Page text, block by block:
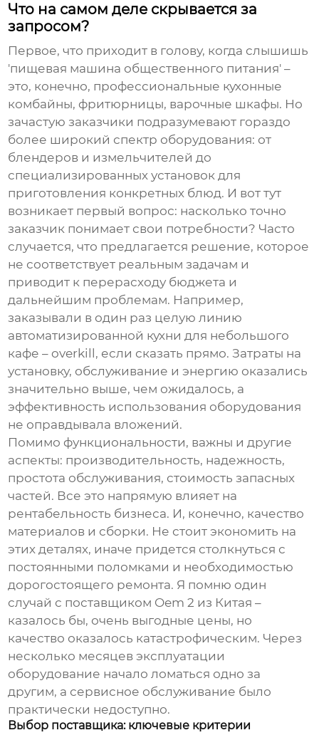
Что на самом деле скрывается за
запросом?
Первое, что приходит в голову, когда слышишь
'пищевая машина общественного питания' –
это, конечно, профессиональные кухонные
комбайны, фритюрницы, варочные шкафы. Но
зачастую заказчики подразумевают гораздо
более широкий спектр оборудования: от
блендеров и измельчителей до
специализированных установок для
приготовления конкретных блюд. И вот тут
возникает первый вопрос: насколько точно
заказчик понимает свои потребности? Часто
случается, что предлагается решение, которое
не соответствует реальным задачам и
приводит к перерасходу бюджета и
дальнейшим проблемам. Например,
заказывали в один раз целую линию
автоматизированной кухни для небольшого
кафе – overkill, если сказать прямо. Затраты на
установку, обслуживание и энергию оказались
значительно выше, чем ожидалось, а
эффективность использования оборудования
не оправдывала вложений.
Помимо функциональности, важны и другие
аспекты: производительность, надежность,
простота обслуживания, стоимость запасных
частей. Все это напрямую влияет на
рентабельность бизнеса. И, конечно, качество
материалов и сборки. Не стоит экономить на
этих деталях, иначе придется столкнуться с
постоянными поломками и необходимостью
дорогостоящего ремонта. Я помню один
случай с поставщиком Oem 2 из Китая –
казалось бы, очень выгодные цены, но
качество оказалось катастрофическим. Через
несколько месяцев эксплуатации
оборудование начало ломаться одно за
другим, а сервисное обслуживание было
практически недоступно.
Выбор поставщика: ключевые критерии